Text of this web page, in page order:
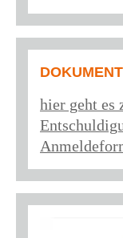
hier geht es